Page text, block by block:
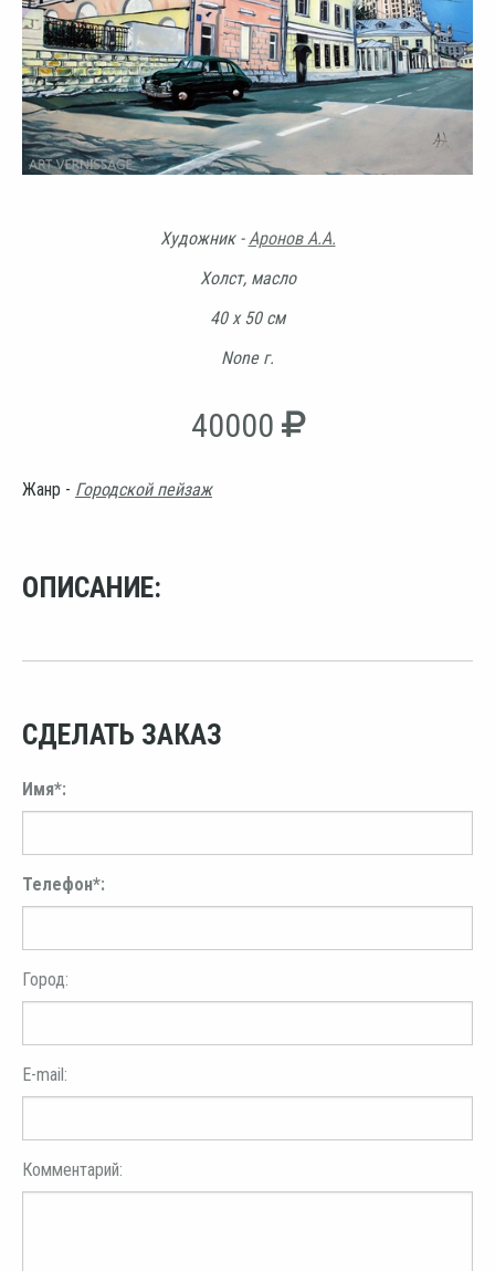
Художник -Аронов А.А.
Холст, масло
40 х 50 см
None г.
40000
Жанр - Городской пейзаж
ОПИСАНИЕ:
СДЕЛАТЬ ЗАКАЗ
Имя*:
Телефон*:
Город:
E-mail:
Комментарий: